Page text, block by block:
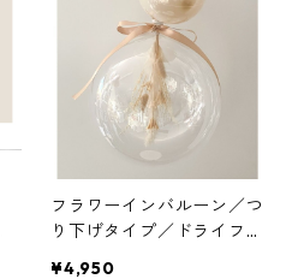
フラワーインバルーン／つ
り下げタイプ／ドライフラ
¥4,950